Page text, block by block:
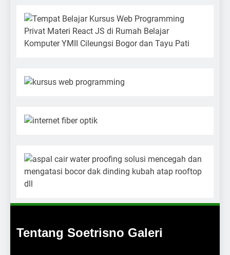
Tentang Soetrisno Galeri